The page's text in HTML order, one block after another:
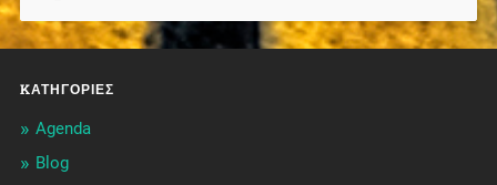
KΑΤΗΓΟΡΊΕΣ
Agenda
Blog